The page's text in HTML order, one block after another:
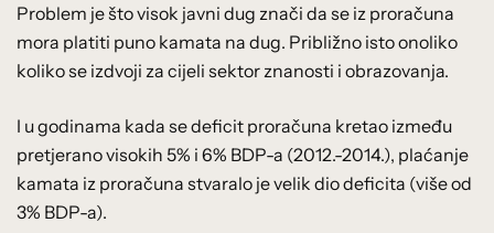
Problem je što visok javni dug znači da se iz proračuna
mora platiti puno kamata na dug. Približno isto onoliko
koliko se izdvoji za cijeli sektor znanosti i obrazovanja.
I u godinama kada se deficit proračuna kretao između
pretjerano visokih 5% i 6% BDP-a (2012.-2014.), plaćanje
kamata iz proračuna stvaralo je velik dio deficita (više od
3% BDP-a).